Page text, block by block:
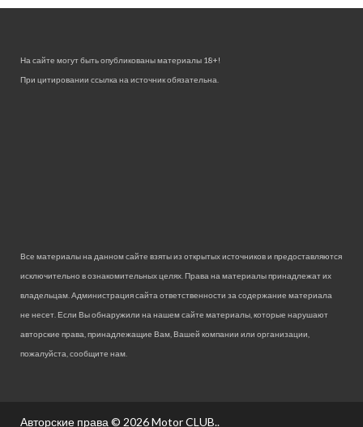
На сайте могут быть опубликованы материалы 18+!
При цитировании ссылка на источник обязательна.
Все материалы на данном сайте взяты из открытых источников и предоставляются
исключительно в ознакомительных целях. Права на материалы принадлежат их
владельцам. Администрация сайта ответственности за содержание материала
не несет. Если Вы обнаружили на нашем сайте материалы, которые нарушают
авторские права, принадлежащие Вам, Вашей компании или организации,
пожалуйста, сообщите нам.
Авторские права © 2026Motor CLUB..